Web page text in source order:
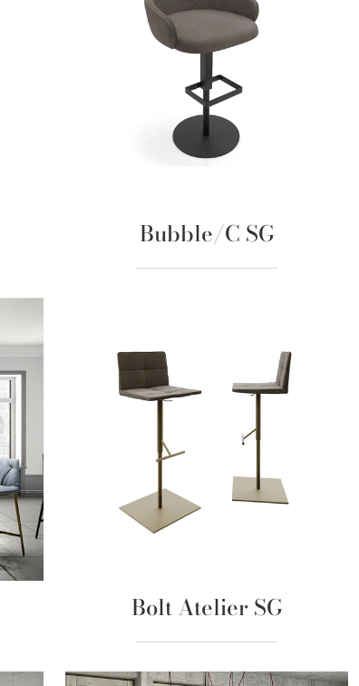
Bubble/C SG
Bolt Atelier SG